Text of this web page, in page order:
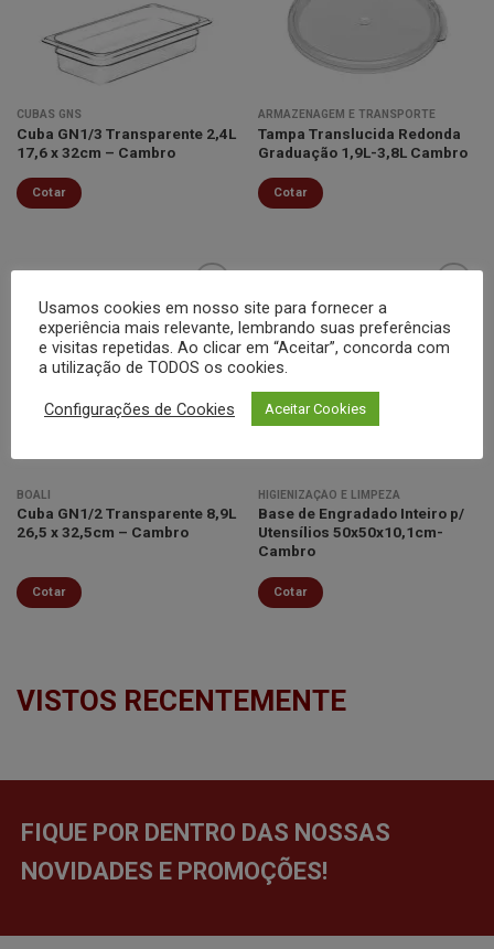
desejos
CUBAS GNS
Cuba GN1/3 Transparente 2,4L
17,6 x 32cm – Cambro
Cotar
desejos
ARMAZENAGEM E TRANSPORTE
Tampa Translucida Redonda
Graduação 1,9L-3,8L Cambro
Cotar
Minha
lista de
BOALI
Cuba GN1/2 Transparente 8,9L
26,5 x 32,5cm – Cambro
Cotar
Minha
HIGIENIZAÇÃO E LIMPEZA
Base de Engradado Inteiro p/
Utensílios 50x50x10,1cm-
Cambro
Cotar
VISTOS RECENTEMENTE
FIQUE POR DENTRO DAS NOSSAS
NOVIDADES E PROMOÇÕES!
Usamos cookies em nosso site para fornecer a
experiência mais relevante, lembrando suas preferências
e visitas repetidas. Ao clicar em “Aceitar”, concorda com
a utilização de TODOS os cookies.
Configurações de Cookies Aceitar Cookies